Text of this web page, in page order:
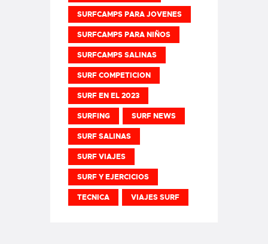
SURFCAMPS PARA JOVENES
SURFCAMPS PARA NIÑOS
SURFCAMPS SALINAS
SURF COMPETICION
SURF EN EL 2023
SURFING SURF NEWS
SURF SALINAS
SURF VIAJES
SURF Y EJERCICIOS
TECNICA VIAJES SURF